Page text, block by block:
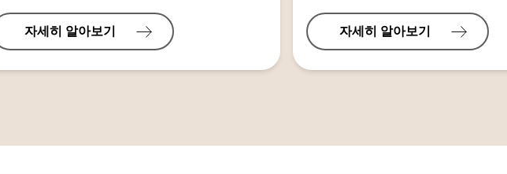
자세히 알아보기 자세히 알아보기